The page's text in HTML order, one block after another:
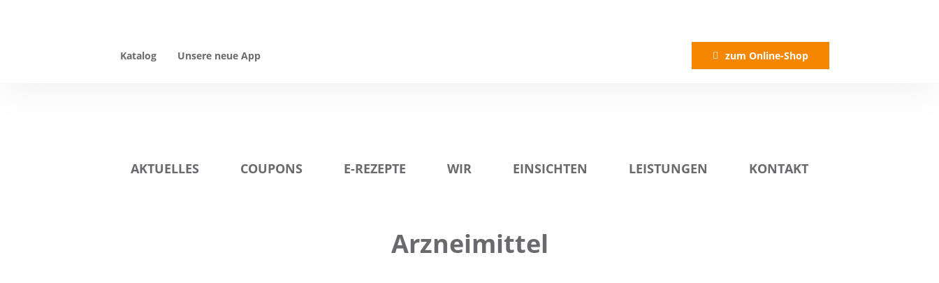
Katalog Unsere neue App zum Online-Shop
AKTUELLES COUPONS E-REZEPTE WIR EINSICHTEN LEISTUNGEN KONTAKT
Arzneimittel